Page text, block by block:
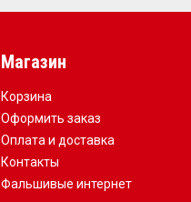
Магазин
Корзина
Оформить заказ
Оплата и доставка
Контакты
Фальшивые интернет